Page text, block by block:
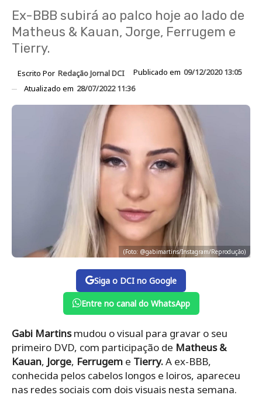
Ex-BBB subirá ao palco hoje ao lado de
Matheus & Kauan, Jorge, Ferrugem e
Tierry.
Escrito Por Redação Jornal DCI Publicado em 09/12/2020 13:05
Atualizado em 28/07/2022 11:36
(Foto: @gabimartins/Instagram/Reprodução)
Siga o DCI no Google
Entre no canal do WhatsApp
Gabi Martinsmudou o visual para gravar o seu
primeiro DVD, com participação de Matheus &
Kauan, Jorge, Ferrugem e Tierry.A ex-BBB,
conhecida pelos cabelos longos e loiros, apareceu
nas redes sociais com dois visuais nesta semana.